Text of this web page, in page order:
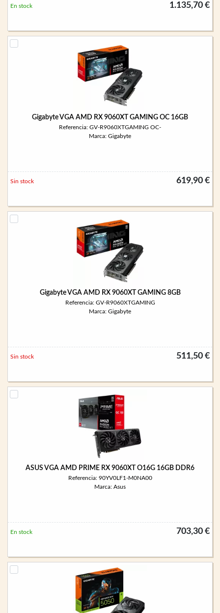
1.135,70 €
En stock
Gigabyte VGA AMD RX 9060XT GAMING OC 16GB
Referencia: GV-R9060XTGAMING OC-
Marca: Gigabyte
619,90 €
Sin stock
Gigabyte VGA AMD RX 9060XT GAMING 8GB
Referencia: GV-R9060XTGAMING
Marca: Gigabyte
511,50 €
Sin stock
ASUS VGA AMD PRIME RX 9060XT O16G 16GB DDR6
Referencia: 90YV0LF1-M0NA00
Marca: Asus
703,30 €
En stock